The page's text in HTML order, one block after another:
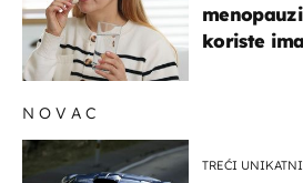
koriste
NOVAC
TREĆI